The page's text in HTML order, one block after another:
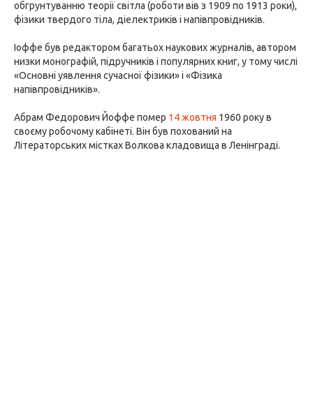
обгрунтуванню теорії світла (роботи вів з 1909 по 1913 роки),
фізики твердого тіла, діелектриків і напівпровідників.
Іоффе був редактором багатьох наукових журналів, автором
низки монографій, підручників і популярних книг, у тому числі
«Основні уявлення сучасної фізики» і «Фізика
напівпровідників».
Абрам Федорович Йоффе помер 14 жовтня 1960 року в
своєму робочому кабінеті. Він був похований на
Літераторських містках Волкова кладовища в Ленінграді.